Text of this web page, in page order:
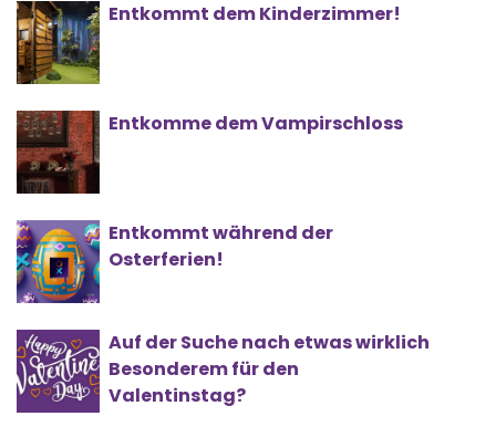
Entkommt dem Kinderzimmer!
Entkomme dem Vampirschloss
Entkommt während der
Osterferien!
Auf der Suche nach etwas wirklich
Besonderem für den
Valentinstag?